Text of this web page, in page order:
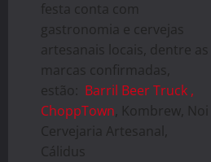
festa conta com
gastronomia e cervejas
artesanais locais, dentre as
marcas confirmadas,
estão: Barril Beer Truck ,
ChoppTown , Kombrew, Noi
Cervejaria Artesanal,
Cálidus